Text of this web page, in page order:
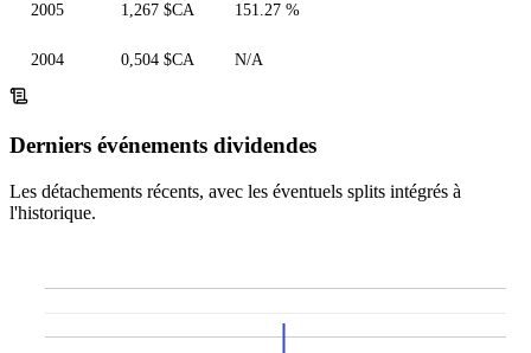
2005 1,267 $CA 151.27 %
2004 0,504 $CA N/A
Derniers événements dividendes
Les détachements récents, avec les éventuels splits intégrés à
l'historique.